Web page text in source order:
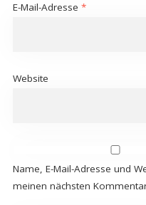
E-Mail-Adresse *
Website
Name, E-Mail-Adresse und
meinen nächsten